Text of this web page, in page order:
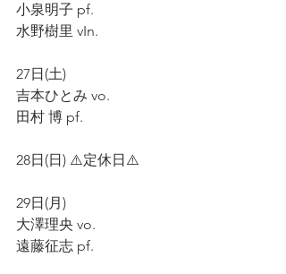
小泉明子 pf.
水野樹里 vIn.
27日(土)
吉本ひとみ vo.
田村 博 pf.
28日(日) ⚠️定休日⚠️
29日(月)
大澤理央 vo.
遠藤征志 pf.